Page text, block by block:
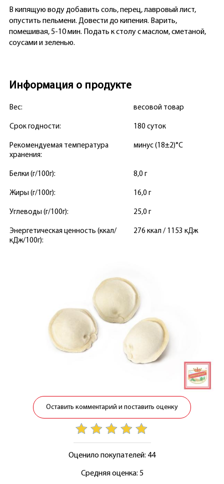
В кипящую воду добавить соль, перец, лавровый лист,
опустить пельмени. Довести до кипения. Варить,
помешивая, 5-10 мин. Подать к столу с маслом, сметаной,
соусами и зеленью.
Информация о продукте
Вес: весовой товар
Срок годности: 180 суток
Рекомендуемая температура
хранения:
минус (18±2)°С
Белки (г/100г): 8,0 г
Жиры (г/100г): 16,0 г
Углеводы (г/100г): 25,0 г
Энергетическая ценность (ккал/
кДж/100г):
276 ккал / 1153 кДж
Оставить комментарий и поставить оценку
Оценило покупателей: 44
Средняя оценка: 5